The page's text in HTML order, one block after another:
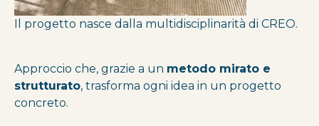
Il progetto nasce dalla multidisciplinarità di CREO.
Approccio che, grazie a un metodo mirato e
strutturato, trasforma ogni idea in un progetto
concreto.